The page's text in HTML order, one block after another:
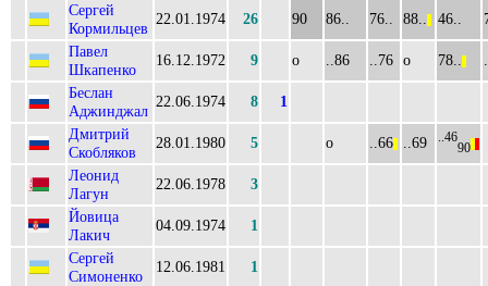
Сергей
Кормильцев
22.01.1974 26 90 86.. 76.. 88.. 46..
Павел
Шкапенко
16.12.1972 9 о ..86 ..76 о 78..
Беслан
Аджинджал
22.06.1974 8
1
Дмитрий
Скобляков
28.01.1980 5 о ..66 ..69 ..46
90
Леонид
Лагун
22.06.1978
3
Йовица
Лакич
04.09.1974
1
Сергей
Симоненко
12.06.1981
1